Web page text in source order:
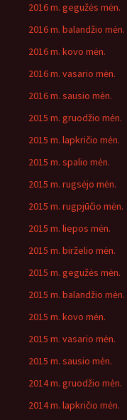
2016 m. gegužės mėn.
2016 m. balandžio mėn.
2016 m. kovo mėn.
2016 m. vasario mėn.
2016 m. sausio mėn.
2015 m. gruodžio mėn.
2015 m. lapkričio mėn.
2015 m. spalio mėn.
2015 m. rugsėjo mėn.
2015 m. rugpjūčio mėn.
2015 m. liepos mėn.
2015 m. birželio mėn.
2015 m. gegužės mėn.
2015 m. balandžio mėn.
2015 m. kovo mėn.
2015 m. vasario mėn.
2015 m. sausio mėn.
2014 m. gruodžio mėn.
2014 m. lapkričio mėn.